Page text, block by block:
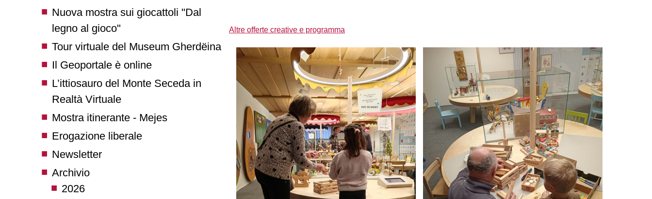
Nuova mostra sui giocattoli "Dal
legno al gioco"
Tour virtuale del Museum Gherdëina
Il Geoportale è online
L’ittiosauro del Monte Seceda in
Realtà Virtuale
Mostra itinerante - Mejes
Erogazione liberale
Newsletter
Archivio
2026
Altre offerte creative e programma